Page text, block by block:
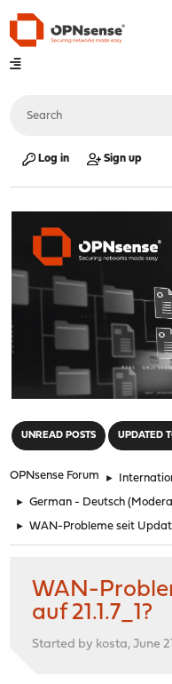
Log in Sign up
UNREAD POSTS UPDATED
OPNsense Forum ►
► German - Deutsch
► WAN-Probleme seit Update
WAN-
auf 21.1.7_1?
Started by kosta, June